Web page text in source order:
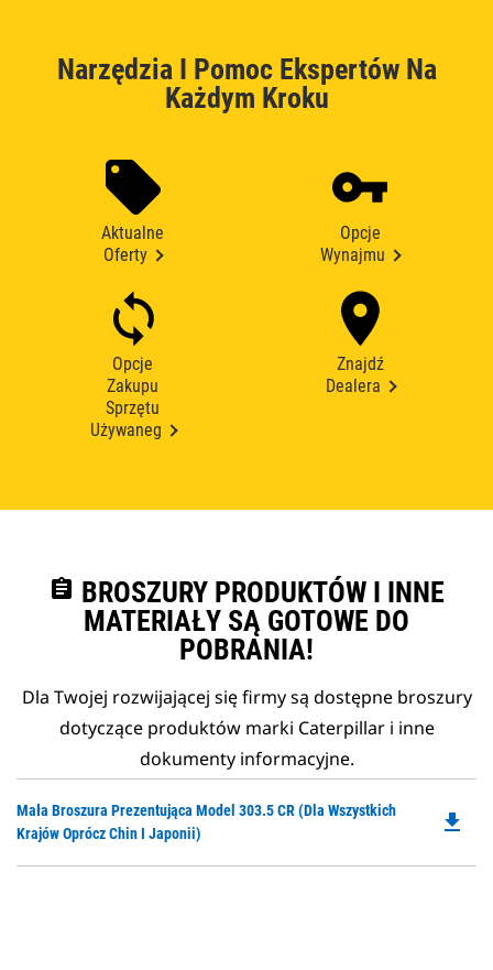
Narzędzia I Pomoc Ekspertów Na
Każdym Kroku
Aktualne
Oferty
Opcje
Wynajmu
Opcje
Zakupu
Sprzętu
Używaneg
Znajdź
Dealera
assignment BROSZURY PRODUKTÓW I INNE
MATERIAŁY SĄ GOTOWE DO
POBRANIA!
Dla Twojej rozwijającej się firmy są dostępne broszury
dotyczące produktów marki Caterpillar i inne
dokumenty informacyjne.
Mała Broszura Prezentująca Model 303.5 CR (dla Wszystkich
Krajów Oprócz Chin I Japonii)
file_download